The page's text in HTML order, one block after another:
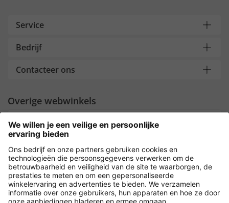
Service
Bedrijf
Contacteer ons
Overige webwinkels
Nederland
Payment and Delivery
Versleuteling met